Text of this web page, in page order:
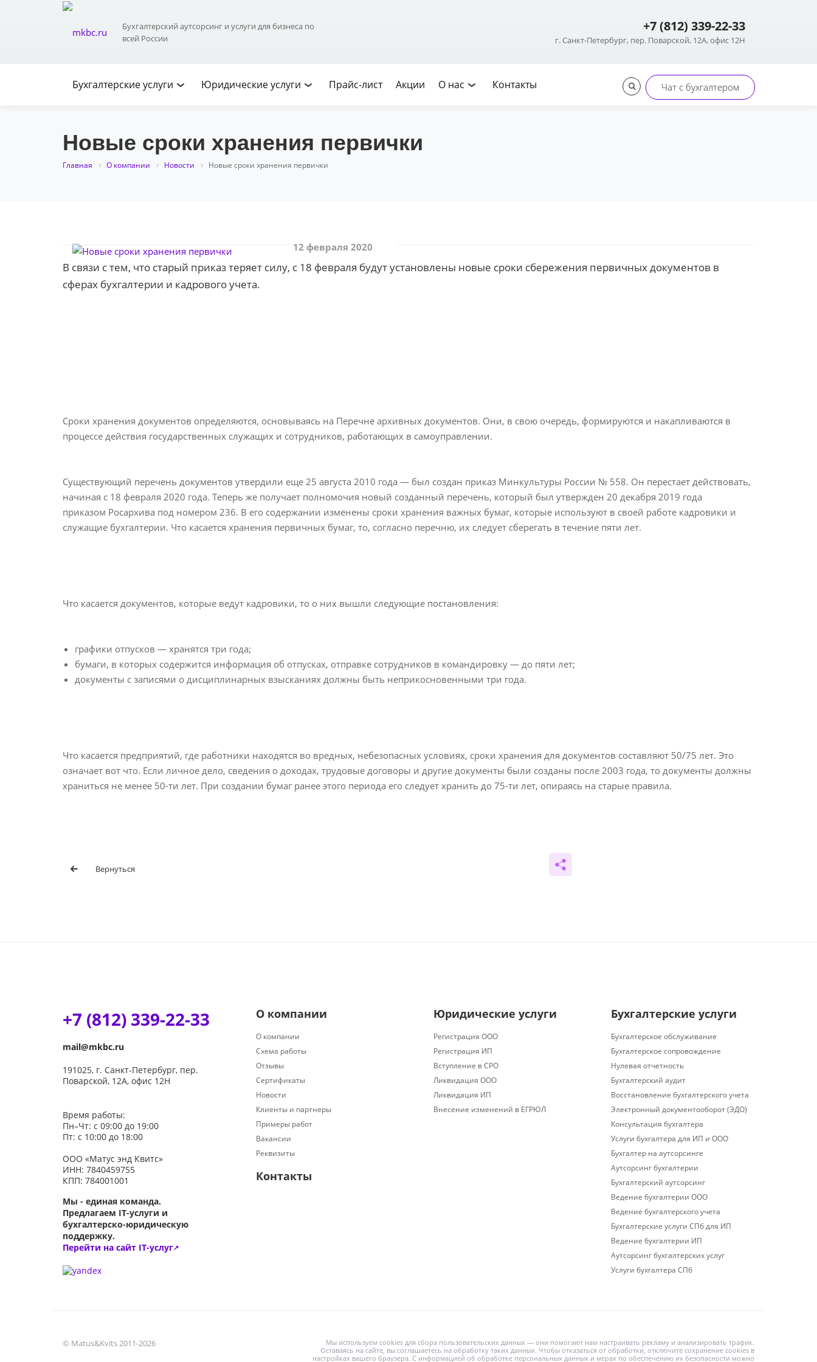
Бухгалтерский аутсорсинг и услуги для бизнеса по
всей России
+7 (812) 339-22-33
г. Санкт-Петербург, пер. Поварской, 12А, офис 12Н
Чат с бухгалтером
Бухгалтерские услуги Юридические услуги Прайс-лист Акции О нас Контакты
Бухгалтерские
услуги
+7 (812) 339-22-33
Новые сроки хранения первички
Главная О компании Новости Новые сроки хранения первички
12 февраля 2020
В связи с тем, что старый приказ теряет силу, с 18 февраля будут установлены новые сроки сбережения первичных документов в
сферах бухгалтерии и кадрового учета.
Сроки хранения документов определяются, основываясь на Перечне архивных документов. Они, в свою очередь, формируются и накапливаются в
процессе действия государственных служащих и сотрудников, работающих в самоуправлении.
Существующий перечень документов утвердили еще 25 августа 2010 года — был создан приказ Минкультуры России № 558. Он перестает действовать,
начиная с 18 февраля 2020 года. Теперь же получает полномочия новый созданный перечень, который был утвержден 20 декабря 2019 года
приказом Росархива под номером 236. В его содержании изменены сроки хранения важных бумаг, которые используют в своей работе кадровики и
служащие бухгалтерии. Что касается хранения первичных бумаг, то, согласно перечню, их следует сберегать в течение пяти лет.
Что касается документов, которые ведут кадровики, то о них вышли следующие постановления:
графики отпусков — хранятся три года;
бумаги, в которых содержится информация об отпусках, отправке сотрудников в командировку — до пяти лет;
документы с записями о дисциплинарных взысканиях должны быть неприкосновенными три года.
Что касается предприятий, где работники находятся во вредных, небезопасных условиях, сроки хранения для документов составляют 50/75 лет. Это
означает вот что. Если личное дело, сведения о доходах, трудовые договоры и другие документы были созданы после 2003 года, то документы должны
храниться не менее 50-ти лет. При создании бумаг ранее этого периода его следует хранить до 75-ти лет, опираясь на старые правила.
Вернуться
+7 (812) 339-22-33
mail@mkbc.ru
191025, г. Санкт-Петербург, пер.
Поварской, 12А, офис 12Н
Время работы:
Пн–Чт: с 09:00 до 19:00
Пт: с 10:00 до 18:00
ООО «Матус энд Квитс»
ИНН: 7840459755
КПП: 784001001
Мы - единая команда.
Предлагаем IT-услуги и
бухгалтерско-юридическую
поддержку.
Перейти на сайт IT-услуг↗
О компании
О компании
Схема работы
Отзывы
Сертификаты
Новости
Клиенты и партнеры
Примеры работ
Вакансии
Реквизиты
Контакты
Юридические услуги
Регистрация ООО
Регистрация ИП
Вступление в СРО
Ликвидация ООО
Ликвидация ИП
Внесение изменений в ЕГРЮЛ
Бухгалтерские услуги
Бухгалтерское обслуживание
Бухгалтерское сопровождение
Нулевая отчетность
Бухгалтерский аудит
Восстановление бухгалтерского учета
Электронный документооборот (ЭДО)
Консультация бухгалтера
Услуги бухгалтера для ИП и ООО
Бухгалтер на аутсорсинге
Аутсорсинг бухгалтерии
Бухгалтерский аутсорсинг
Ведение бухгалтерии ООО
Ведение бухгалтерского учета
Бухгалтерские услуги СПб для ИП
Ведение бухгалтерии ИП
Аутсорсинг бухгалтерских услуг
Услуги бухгалтера СПб
© Matus&Kvits 2011-2026
Мы используем cookies для сбора пользовательских данных — они помогают нам настраивать рекламу и анализировать трафик.
Оставаясь на сайте, вы соглашаетесь на обработку таких данных. Чтобы отказаться от обработки, отключите сохранение cookies в
настройках вашего браузера. С информацией об обработке персональных данных и мерах по обеспечению их безопасности можно